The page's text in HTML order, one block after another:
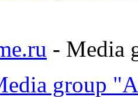
- Media
group